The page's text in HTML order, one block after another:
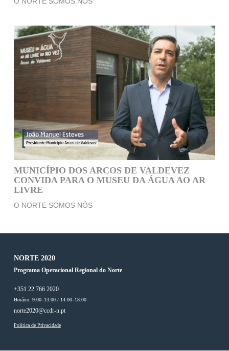
MUNICÍPIO DOS ARCOS DE VALDEVEZ
CONVIDA PARA O MUSEU DA ÁGUA AO AR
LIVRE
O NORTE SOMOS NÓS
NORTE 2020
Programa Operacional Regional do Norte
+351 22 766 2020
Horário: 9:00–13:00 / 14:00–18.00
norte2020@ccdr-n.pt
Política de Privacidade